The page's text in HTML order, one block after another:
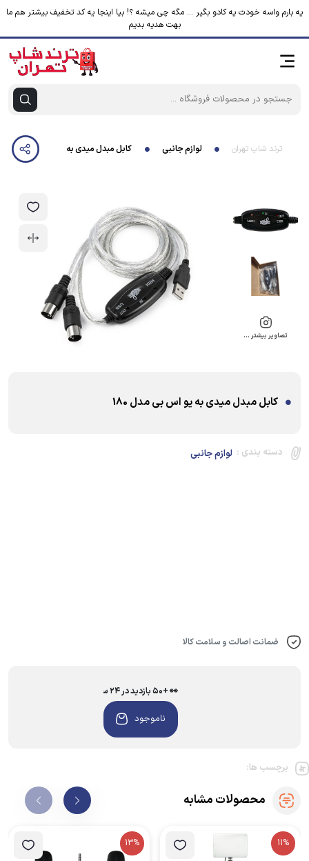
یه بارم واسه خودت یه کادو بگیر ... مگه چی میشه ؟! بیا اینجا یه کد تخفیف بیشتر هم ما
بهت هدیه بدیم
ترند شاپ تهران لوازم جانبی کابل مبدل میدی به یو اس بی مدل 180
تصاویر بیشتر …
کابل مبدل میدی به یو اس بی مدل 180
دسته بندی : لوازم جانبی
ضمانت اصالت و سلامت کالا
👀 +۵۰ بازدید در ۲۴ ساعت اخیر
ناموجود
برچسب ها:
محصولات مشابه
11%
13%